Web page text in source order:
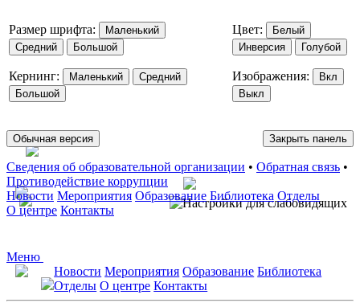
Размер шрифта:
Маленький
Средний
Большой
Кернинг: Маленький
Средний
Большой
Цвет:
Белый
Инверсия
Голубой
Изображения:
Вкл
Выкл
Обычная версия Закрыть панель
Сведения об образовательной организации • Обратная связь •
Противодействие коррупции
Новости Мероприятия Образование Библиотека Отделы
О центре Контакты
Меню
Новости Мероприятия Образование Библиотека
Отделы О центре Контакты